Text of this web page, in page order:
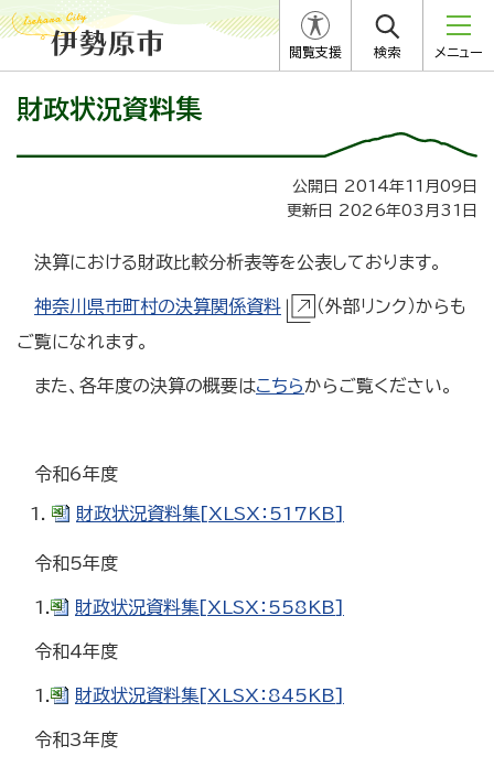
閲覧支援 検索 メニュー
財政状況資料集
公開日 2014年11月09日
更新日 2026年03月31日
決算における財政比較分析表等を公表しております。
神奈川県市町村の決算関係資料
（外部リンク）からも
ご覧になれます。
また、各年度の決算の概要はこちらからご覧ください。
令和6年度
財政状況資料集[XLSX：517KB]
令和5年度
1. 財政状況資料集[XLSX：558KB]
令和4年度
1. 財政状況資料集[XLSX：845KB]
令和3年度